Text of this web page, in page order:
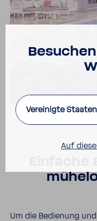
Um die Bedie­nung
Vereinigte Staaten
Auf